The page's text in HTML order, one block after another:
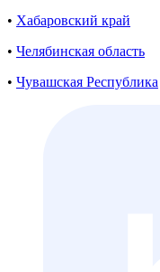
• Хабаровский край
• Челябинская область
• Чувашская Республика